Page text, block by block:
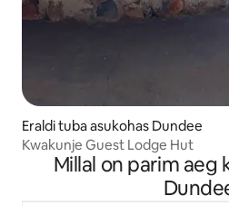
Eraldi tuba asukohas Dundee
Kwakunje Guest Lodge Hut
Millal on parim aeg